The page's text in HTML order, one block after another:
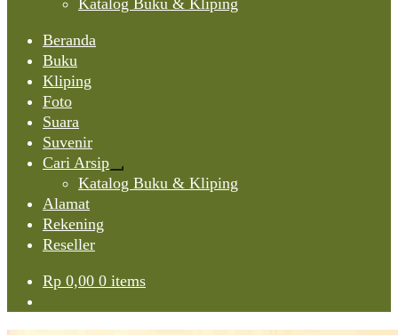
Katalog Buku & Kliping
Beranda
Buku
Kliping
Foto
Suara
Suvenir
Cari Arsip
Expand
child
Katalog Buku & Kliping
Alamat
Rekening
Reseller
Rp 0,00 0 items